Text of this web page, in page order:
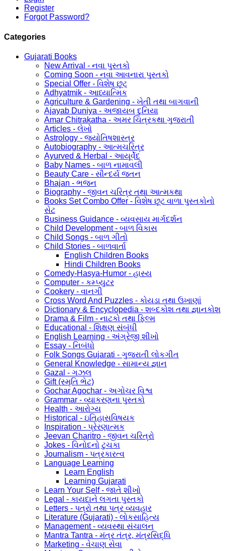
Register
Forgot Password?
Categories
Gujarati Books
New Arrival - નવા પુસ્તકો
Coming Soon - નવા આવનારા પુસ્તકો
Special Offer - વિશેષ છૂટ
Adhyatmik - આધ્યાત્મિક
Agriculture & Gardening - ખેતી તથા બાગવાની
Ajayab Duniya - અજાયબ દુનિયા
Amar Chitrakatha - અમર ચિત્રકથા ગુજરાતી
Articles - લેખો
Astrology - જ્યોતિષશાસ્ત્ર
Autobiography - આત્મચરિત્ર
Ayurved & Herbal - આયૂર્વેદ
Baby Names - બાળ નામાવલી
Beauty Care - સૌન્દર્ય જતન
Bhajan - ભજન
Biography - જીવન ચરિત્ર તથા આત્મકથા
Books Set Combo Offer - વિશેષ છૂટ વાળા પુસ્તકોનો
સેટ
Business Guidance - વ્યવસાય માર્ગદર્શન
Child Development - બાળ વિકાસ
Child Songs - બાળ ગીતો
Child Stories - બાળવાર્તા
English Children Books
Hindi Children Books
Comedy-Hasya-Humor - હાસ્ય
Computer - કમ્પ્યુટર
Cookery - વાનગી
Cross Word And Puzzles - કોયડા તથા ઉખાણાં
Dictionary & Encyclopedia - શબ્દકોશ તથા જ્ઞાનકોશ
Drama & Film - નાટકો તથા ફિલ્મ
Educational - શિક્ષણ સંબંધી
English Learning - અંગ્રેજી શીખો
Essay - નિબંધો
Folk Songs Gujarati - ગુજરાતી લોકગીત
General Knowledge - સામાન્ય જ્ઞાન
Gazal - ગઝલ
Gift (સ્મૃતિ ભેટ)
Gochar Agochar - અગોચર વિશ્વ
Grammar - વ્યાકરણના પુસ્તકો
Health - આરોગ્ય
Historical - ઇતિહાસવિષયક
Inspiration - પ્રેરણાત્મક
Jeevan Charitro - જીવન ચરિત્રો
Jokes - વિનોદનો ટુચકા
Journalism - પત્રકારત્વ
Language Learning
Learn English
Learning Gujarati
Learn Your Self - જાતે શીખો
Legal - કાયદાને લગતા પુસ્તકો
Letters - પત્રો તથા પત્ર વ્યવહાર
Literature (Gujarati) - લોકસાહિત્ય
Management - વ્યવસ્થા સંચાલન
Mantra Tantra - મંત્ર તંત્ર, મંત્રસિદ્ધિ
Marketing - વેચાણ સેવા